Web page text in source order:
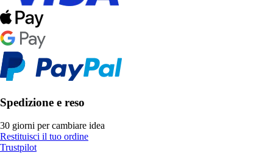
Spedizione e reso
30 giorni per cambiare idea
Restituisci il tuo ordine
Trustpilot